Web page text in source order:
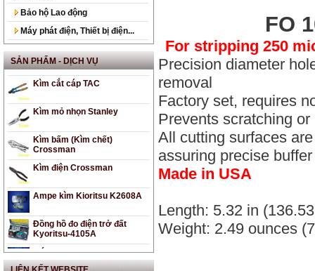
Bảo hộ Lao động
Máy phát điện, Thiết bị điện...
SẢN PHẨM - DỊCH VỤ
Kìm cộng lực Stanley
Kìm cắt Goodman
Kìm cắt cáp TAC
Crossman
Kìm điện Crossman
Kyoritsu-4105A
Máy định vị (GPS) Garmin
etrex Vista Hcx
Máy soi đầu Connector
FO
For stripping 250
Precision diameter
removal
Factory set, requires
Prevents scratching
All cutting surfaces
assuring precise
Made in USA
Length: 5.32 in
Weight: 2.49 ounces